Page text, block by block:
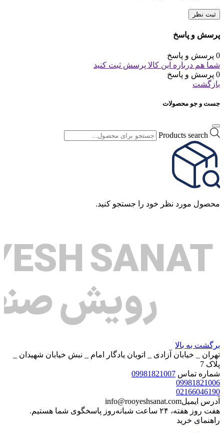
ثبت نظر
پرسش و پاسخ
0 پرسش و پاسخ
شما هم درباره این کالا پرسش ثبت کنید
0 پرسش و پاسخ
بازگشت
جست و جو محصولات
Products search
محصول مورد نظر خود را جستجو کنید.
برگشت به بالا
تهران _ خیابان آزادی _ اتوبان یادگار امام _ نبش خیابان شهیدان _
پلاک 7
شماره تماس 09981821007
09981821006
02166046190
آدرس ایمیلinfo@rooyeshsanat.com
هفت روز هفته، ۲۴ ساعت شبانه‌روز پاسخگوی شما هستیم.
راهنمای خرید